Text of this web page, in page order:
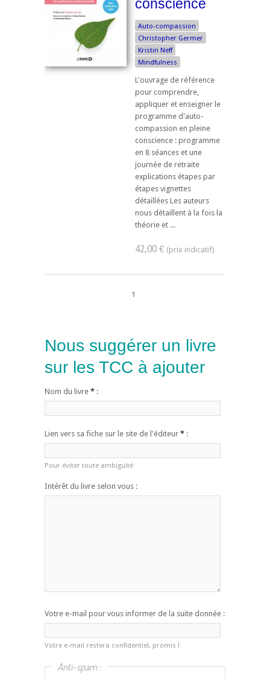
conscience
Auto-compassion
Christopher Germer
Kristin Neff
Mindfulness
L'ouvrage de référence
pour comprendre,
appliquer et enseigner le
programme d'auto-
compassion en pleine
conscience : programme
en 8 séances et une
journée de retraite
explications étapes par
étapes vignettes
détaillées Les auteurs
nous détaillent à la fois la
théorie et ...
42,00 €
1
Nous suggérer un livre
sur les TCC à ajouter
Nom du livre * :
Lien vers sa fiche sur le site de l'éditeur * :
Pour éviter toute ambiguïté
Intérêt du livre selon vous :
Votre e-mail pour vous informer de la suite donnée :
Votre e-mail restera confidentiel, promis !
Anti-spam :